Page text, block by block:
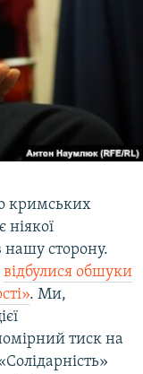
кримських
ніякої
нашу сторону.
відбулися обшуки
. Ми,
тиск на